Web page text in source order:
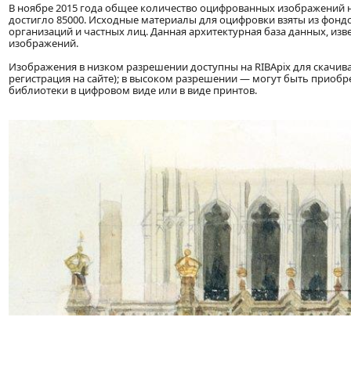
В ноябре 2015 года общее количество оцифрованных изображений
достигло 85000. Исходные материалы для оцифровки взяты из
организаций и частных лиц. Данная архитектурная база данных,
изображений.
Изображения в низком разрешении доступны на RIBApix для
регистрация на сайте); в высоком разрешении — могут быть
библиотеки в цифровом виде или в виде принтов.